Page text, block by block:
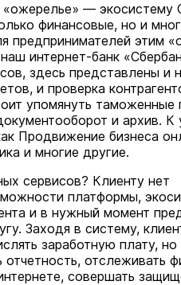
— экосистему
финансовые, но и
предпринимателей этим
интернет-банк
здесь представлены и
и проверка
упомянуть таможенные
и архив. К
Продвижение бизнеса
и многие другие.
сервисов? Клиенту нет
платформы,
и в нужный момент
Заходя в систему,
заработную плату,
отчетность, отслеживать
совершать